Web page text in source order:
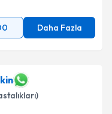
Daha Fazla